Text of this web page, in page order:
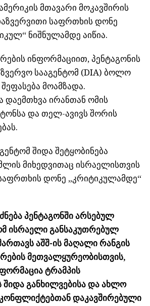
მთავარი მოკავშირის
საფრთხის დონე
ნიშნულამდე აიწია.
ინფორმაციით, პენტაგონის
სააგენტომ (DIA) ბოლო
მოამზადა.
დაემთხვა ირანთან ომის
და თელ-ავივს შორის
შიდა შეტყობინება
მიხედვითაც ისრაელისთვის
დონე „კრიტიკულამდე“
პენტაგონში არსებულ
ისრაელი განსაკუთრებულ
აშშ-ის მაღალი რანგის
მეთვალყურეობისთვის,
ტრამპის
შიდა განხილვებისა და ახლო
დაკავშირებული